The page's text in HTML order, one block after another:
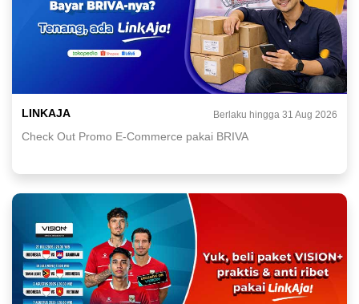
LINKAJA Berlaku hingga 31 Aug 2026
Check Out Promo E-Commerce pakai BRIVA